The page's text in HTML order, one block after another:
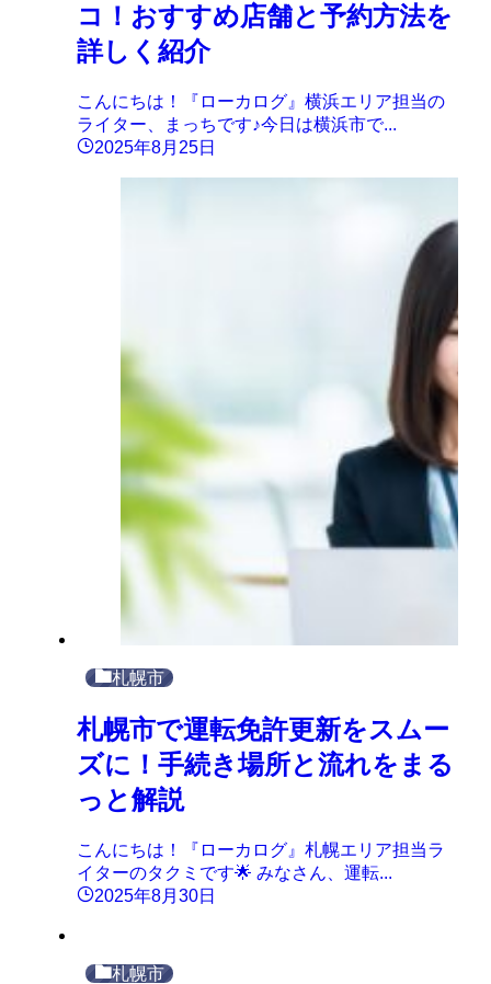
コ！おすすめ店舗と予約方法を
詳しく紹介
こんにちは！『ローカログ』横浜エリア担当の
ライター、まっちです♪今日は横浜市で...
2025年8月25日
札幌市
札幌市で運転免許更新をスムー
ズに！手続き場所と流れをまる
っと解説
こんにちは！『ローカログ』札幌エリア担当ラ
イターのタクミです🌟 みなさん、運転...
2025年8月30日
札幌市